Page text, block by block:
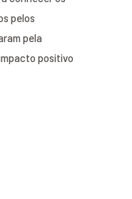
pelos
pela
positivo